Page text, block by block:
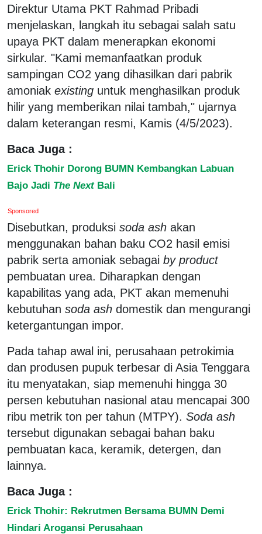
Direktur Utama PKT Rahmad Pribadi
menjelaskan, langkah itu sebagai salah satu
upaya PKT dalam menerapkan ekonomi
sirkular. "Kami memanfaatkan produk
sampingan CO2 yang dihasilkan dari pabrik
amoniak existing untuk menghasilkan produk
hilir yang memberikan nilai tambah," ujarnya
dalam keterangan resmi, Kamis (4/5/2023).
Baca Juga :
Erick Thohir Dorong BUMN Kembangkan Labuan
Bajo Jadi The NextBali
Sponsored
Disebutkan, produksi soda ash akan
menggunakan bahan baku CO2 hasil emisi
pabrik serta amoniak sebagai by product
pembuatan urea. Diharapkan dengan
kapabilitas yang ada, PKT akan memenuhi
kebutuhan soda ash domestik dan mengurangi
ketergantungan impor.
Pada tahap awal ini, perusahaan petrokimia
dan produsen pupuk terbesar di Asia Tenggara
itu menyatakan, siap memenuhi hingga 30
persen kebutuhan nasional atau mencapai 300
ribu metrik ton per tahun (MTPY). Soda ash
tersebut digunakan sebagai bahan baku
pembuatan kaca, keramik, detergen, dan
lainnya.
Baca Juga :
Erick Thohir: Rekrutmen Bersama BUMN Demi
Hindari Arogansi Perusahaan